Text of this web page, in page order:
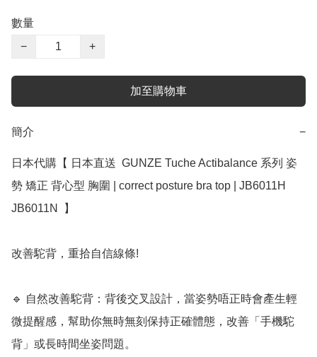
數量
−
+
加至購物車
簡介 −
日本代購【 日本直送  GUNZE Tuche Actibalance 系列 姿
勢 矯正 背心型 胸圍 | correct posture bra top | JB6011H
JB6011N  】 ﻿
改善駝背，重拾自信線條!
🔹 自然改善駝背：背後交叉設計，當姿勢唔正時會產生輕
微提醒感，幫助你無時無刻保持正確體態，改善「手機駝
背」或長時間坐姿問題。